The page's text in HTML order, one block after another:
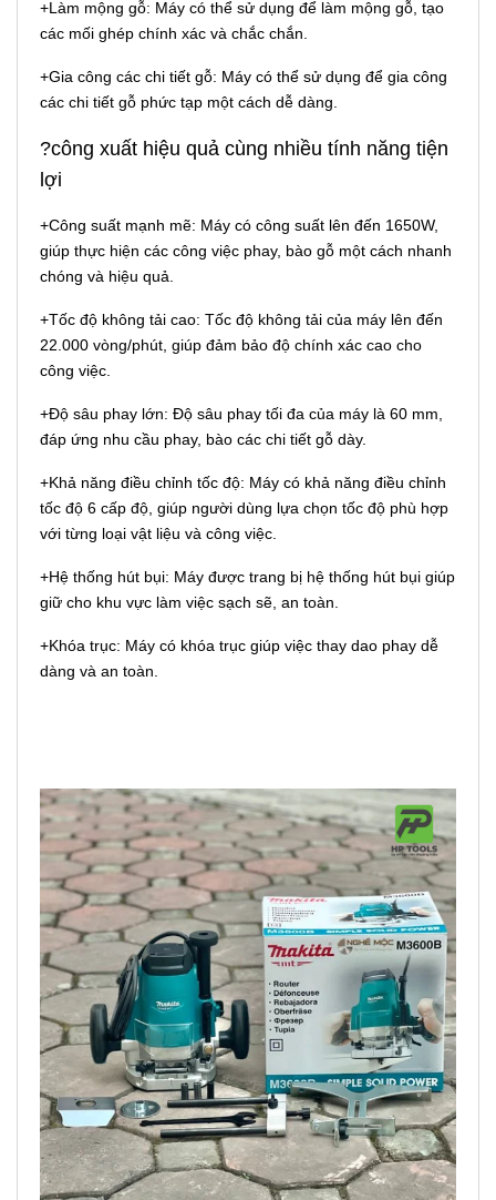
+Làm mộng gỗ: Máy có thể sử dụng để làm mộng gỗ, tạo
các mối ghép chính xác và chắc chắn.
+Gia công các chi tiết gỗ: Máy có thể sử dụng để gia công
các chi tiết gỗ phức tạp một cách dễ dàng.
?công xuất hiệu quả cùng nhiều tính năng tiện
lợi
+Công suất mạnh mẽ: Máy có công suất lên đến 1650W,
giúp thực hiện các công việc phay, bào gỗ một cách nhanh
chóng và hiệu quả.
+Tốc độ không tải cao: Tốc độ không tải của máy lên đến
22.000 vòng/phút, giúp đảm bảo độ chính xác cao cho
công việc.
+Độ sâu phay lớn: Độ sâu phay tối đa của máy là 60 mm,
đáp ứng nhu cầu phay, bào các chi tiết gỗ dày.
+Khả năng điều chỉnh tốc độ: Máy có khả năng điều chỉnh
tốc độ 6 cấp độ, giúp người dùng lựa chọn tốc độ phù hợp
với từng loại vật liệu và công việc.
+Hệ thống hút bụi: Máy được trang bị hệ thống hút bụi giúp
giữ cho khu vực làm việc sạch sẽ, an toàn.
+Khóa trục: Máy có khóa trục giúp việc thay dao phay dễ
dàng và an toàn.